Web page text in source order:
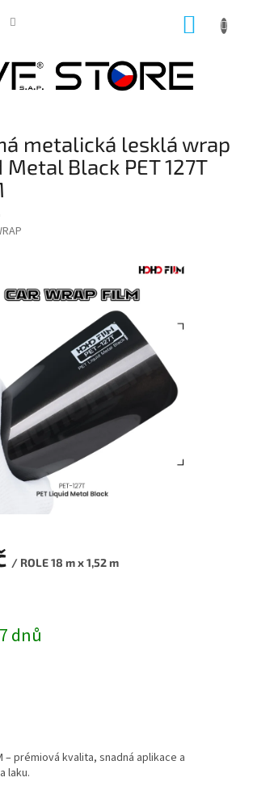
metalická lesklá wrap
Black PET 127T
/ ROLE 18 m x 1,52 m
dnů
– prémiová kvalita, snadná aplikace a
laku.